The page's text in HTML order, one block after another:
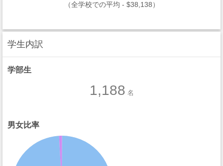
（全学校での平均 - $38,138）
学生内訳
学部生
1,188 名
男女比率